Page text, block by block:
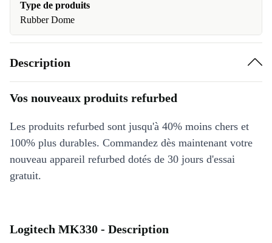
Type de produits
Rubber Dome
Description
Vos nouveaux produits refurbed
Les produits refurbed sont jusqu'à 40% moins chers et
100% plus durables. Commandez dès maintenant votre
nouveau appareil refurbed dotés de 30 jours d'essai
gratuit.
Logitech MK330 - Description